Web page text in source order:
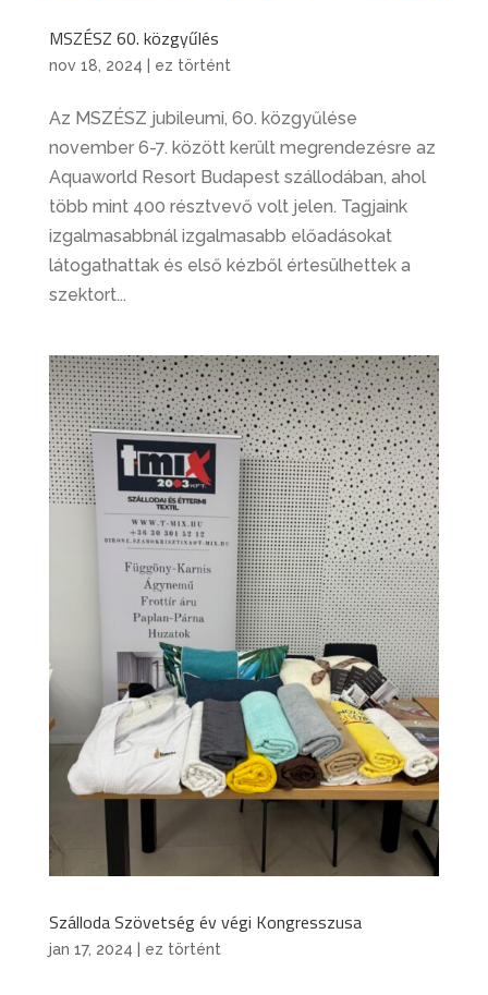
MSZÉSZ 60. közgyűlés
nov 18, 2024 ez történt
Az MSZÉSZ jubileumi, 60. közgyűlése
november 6-7. között került megrendezésre az
Aquaworld Resort Budapest szállodában, ahol
több mint 400 résztvevő volt jelen. Tagjaink
izgalmasabbnál izgalmasabb előadásokat
látogathattak és első kézből értesülhettek a
szektort...
Szálloda Szövetség év végi Kongresszusa
jan 17, 2024 ez történt